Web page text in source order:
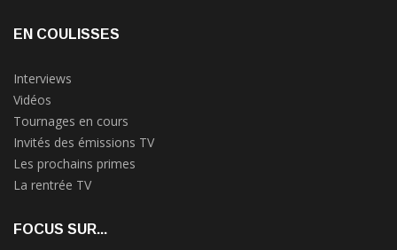
EN COULISSES
Interviews
Vidéos
Tournages en cours
Invités des émissions TV
Les prochains primes
La rentrée TV
FOCUS SUR...